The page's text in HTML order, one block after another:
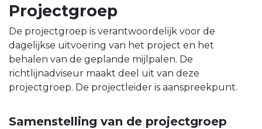
Projectgroep
De projectgroep is verantwoordelijk voor de
dagelijkse uitvoering van het project en het
behalen van de geplande mijlpalen. De
richtlijnadviseur maakt deel uit van deze
projectgroep. De projectleider is aanspreekpunt.
Samenstelling van de projectgroep